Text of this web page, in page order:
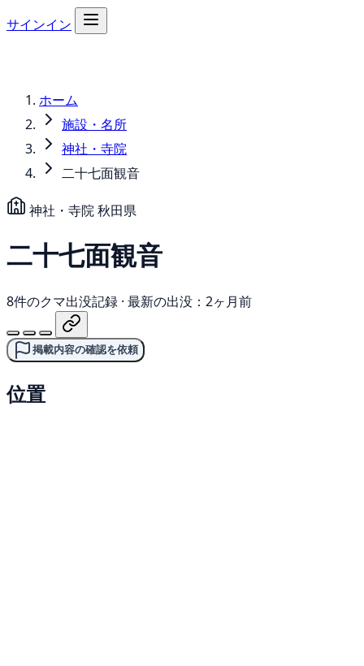
サインイン
ホーム
施設・名所
神社・寺院
二十七面観音
神社・寺院秋田県
二十七面観音
8件のクマ出没記録 · 最新の出没：2ヶ月前
掲載内容の確認を依頼
位置